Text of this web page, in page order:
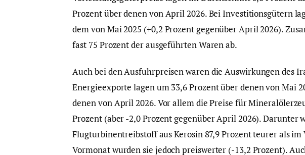
Prozent über denen von April 2026. Bei Investitionsgütern
dem von Mai 2025 (+0,2 Prozent gegenüber April 2026).
fast 75 Prozent der ausgeführten Waren ab.
Auch bei den Ausfuhrpreisen waren die Auswirkungen des
Energieexporte lagen um 33,6 Prozent über denen von Mai
denen von April 2026. Vor allem die Preise für
Prozent (aber -2,0 Prozent gegenüber April 2026). Darunter
Flugturbinentreibstoff aus Kerosin 87,9 Prozent teurer als
Vormonat wurden sie jedoch preiswerter (-13,2 Prozent).